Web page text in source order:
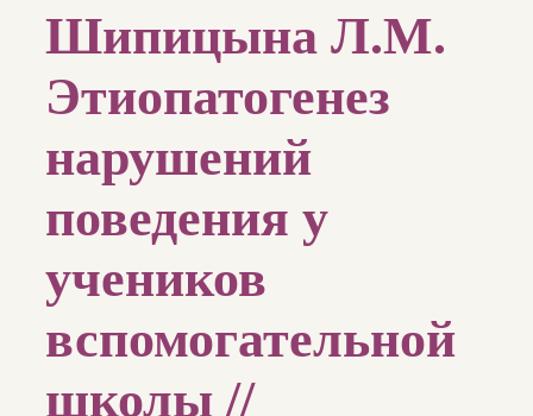
Шипицына Л.М.
Этиопатогенез
нарушений
поведения у
учеников
вспомогательной
школы //